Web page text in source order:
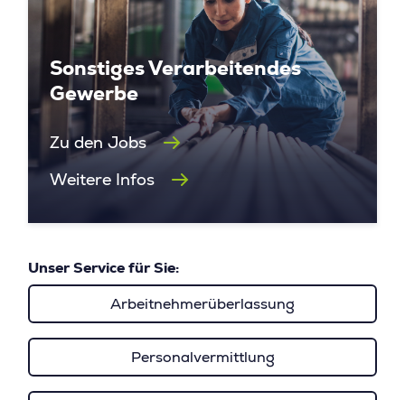
Sonstiges Verarbeitendes
Gewerbe
Zu den Jobs
Weitere Infos
Unser Service für Sie:
Arbeitnehmerüberlassung
Personalvermittlung